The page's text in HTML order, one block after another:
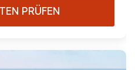
PRÜFEN